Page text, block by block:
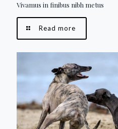
Vivamus in finibus nibh metus
Read more